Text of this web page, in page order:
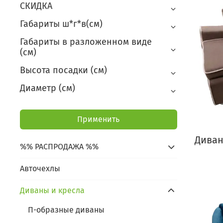
СКИДКА
Габариты ш*г*в(см)
Габариты в разложенном виде
(см)
Высота посадки (см)
Диаметр (см)
Применить
%% РАСПРОДАЖА %%
Авточехлы
Диваны и кресла
П-образные диваны